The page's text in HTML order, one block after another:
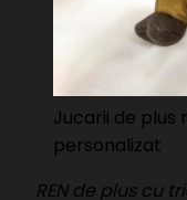
Jucarii de plus
personalizat
REN de plus cu